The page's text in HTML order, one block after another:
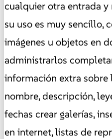
cualquier otra entrada
su uso es muy sencillo,
imágenes u objetos en
administrarlos
información extra
nombre, descripción,
fechas crear galerías,
en internet, listas de